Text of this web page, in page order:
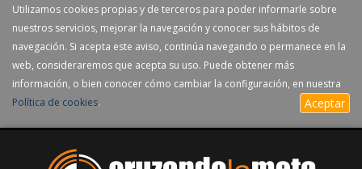
Utilizamos cookies propias y de terceros para poder informarle sobre
nuestros servicios, mejorar la navegación y conocer sus hábitos de
navegación. Si acepta este aviso, continúa navegando o permanece en la
web, consideraremos que acepta su uso. Puede obtener más
información, o bien conocer cómo cambiar la configuración, en nuestra
Política de cookies. Aceptar